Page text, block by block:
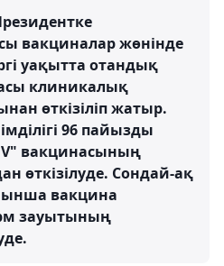
вакциналар жөнінде
уақытта отандық
клиникалық
өткізіліп жатыр.
96 пайызды
вакцинасының
өткізілуде. Сондай-ақ
вакцина
зауытының